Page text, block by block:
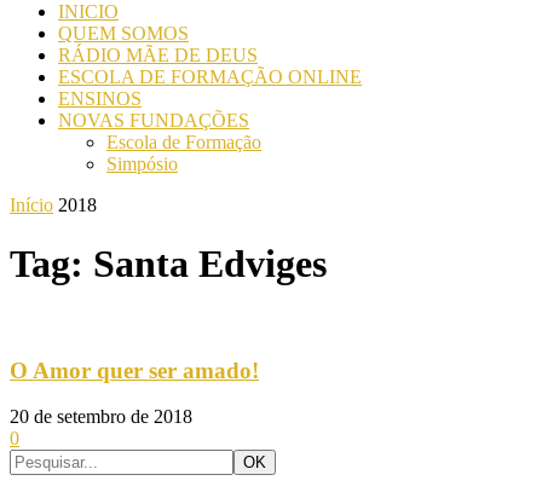
INICIO
QUEM SOMOS
RÁDIO MÃE DE DEUS
ESCOLA DE FORMAÇÃO ONLINE
ENSINOS
NOVAS FUNDAÇÕES
Escola de Formação
Simpósio
Início 2018
Tag: Santa Edviges
O Amor quer ser amado!
20 de setembro de 2018
0